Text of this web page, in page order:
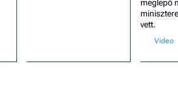
meglepő
vett.